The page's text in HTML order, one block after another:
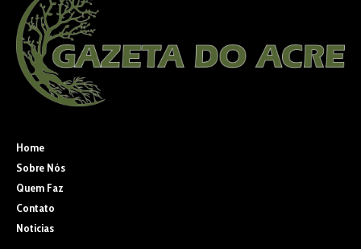
Home
Sobre Nós
Quem Faz
Contato
Noticias